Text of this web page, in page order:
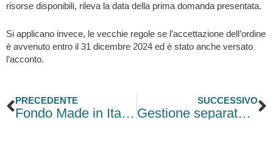
risorse disponibili, rileva la data della prima domanda presentata.
Si applicano invece, le vecchie regole se l’accettazione dell’ordine
è avvenuto entro il 31 dicembre 2024 ed è stato anche versato
l’acconto.
Precedente
PRECEDENTE
Fondo Made in Italy: nuovi incentivi in Gazzetta Ufficiale
SUCCESSIVO
Gestione separata INPS: rimborso versamenti oltre il massimale